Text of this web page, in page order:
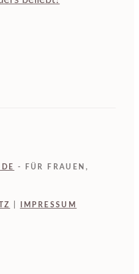
- FÜR FRAUEN,
IMPRESSUM